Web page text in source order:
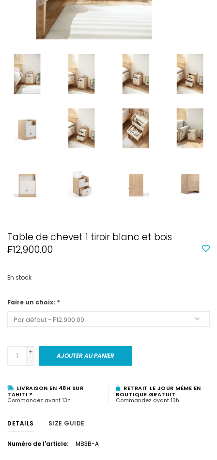
Table de chevet 1 tiroir blanc et bois
₣12,900.00
En stock
Faire un choix: *
+
-
AJOUTER AU PANIER
LIVRAISON EN 48H SUR
TAHITI ?
Commandez avant 13h
RETRAIT LE JOUR MÊME EN
BOUTIQUE GRATUIT
Commandez avant 13h
DETAILS SIZE GUIDE
Numéro de l'article: MB3B-A